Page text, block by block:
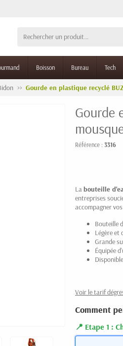
Boisson Bureau Tech
Gourde en plastique recyclé
Gourde
Référence : 3316
Labouteille
entreprises
accompagner
Bouteille
Légère et
Grande
Équipée
Voir le tarif
Comment
Etape 1 :